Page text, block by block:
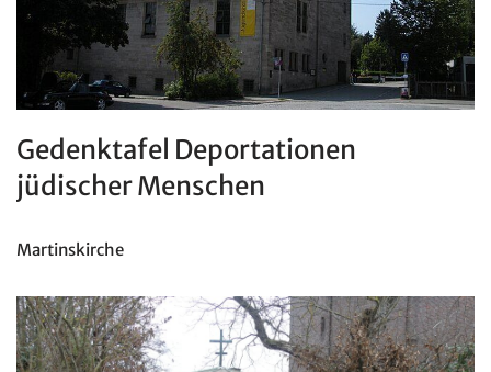
Gedenktafel Deportationen
jüdischer Menschen
Martinskirche